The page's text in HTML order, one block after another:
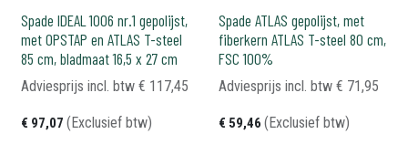
Spade IDEAL 1006 nr.1 gepolijst,
met OPSTAP en ATLAS T-steel
85 cm, bladmaat 16,5 x 27 cm
€ 97,07 (Exclusief btw)
Adviesprijs incl. btw € 117,45
Spade ATLAS gepolijst, met
fiberkern ATLAS T-steel 80 cm,
FSC 100%
€ 59,46 (Exclusief btw)
Adviesprijs incl. btw € 71,95